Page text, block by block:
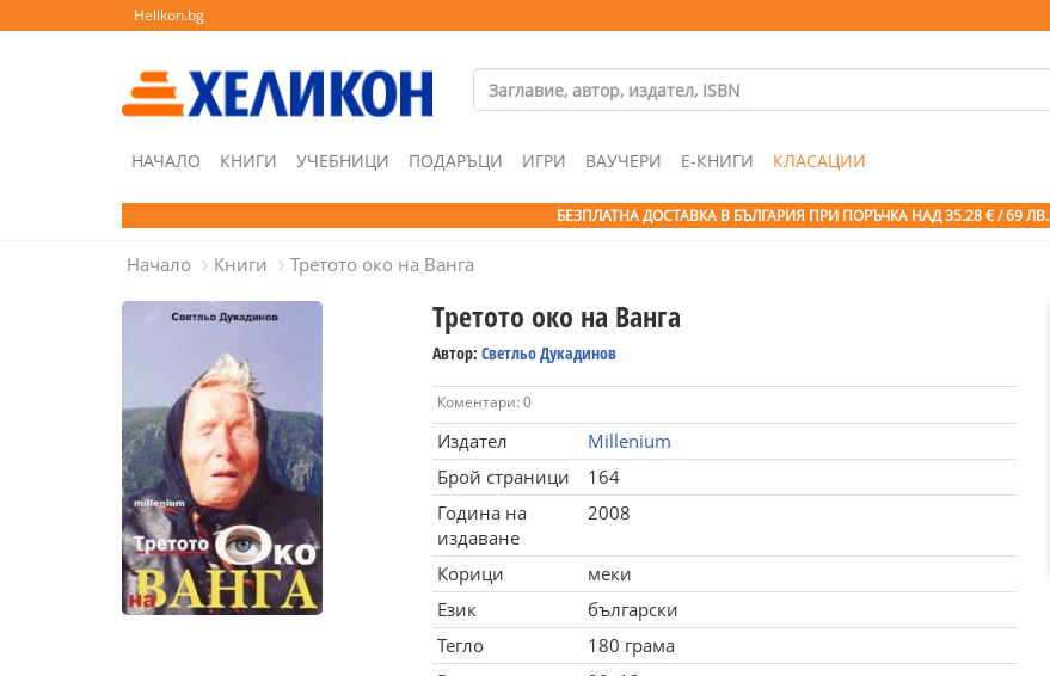
Helikon.bg
НАЧАЛО КНИГИ УЧЕБНИЦИ ПОДАРЪЦИ ИГРИ ВАУЧЕРИ Е-КНИГИ КЛАСАЦИИ
БЕЗПЛАТНА ДОСТАВКА В БЪЛГАРИЯ ПРИ ПОРЪЧКА НАД 35.28 € / 69 ЛВ.
Начало Книги Третото око на Ванга
Третото око на Ванга
Автор: Светльо Дукадинов
Коментари: 0
Издател
Millenium
Брой страници
164
Година на
издаване
2008
Корици
меки
Език
български
Тегло
180 грама